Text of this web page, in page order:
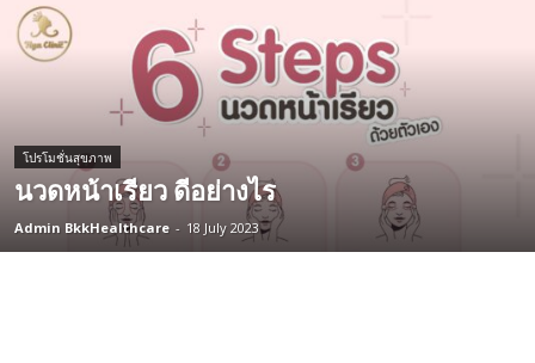
โปรโมชั่นสุขภาพ
นวดหน้าเรียว ดีอย่างไร
Admin BkkHealthcare - 18 July 2023